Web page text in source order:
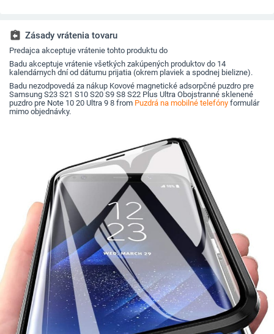
ochranné puzdro
Oppo.
telefón Sunjolly
assignment_return Zásady vrátenia tovaru
Predajca akceptuje vrátenie tohto produktu do
Badu akceptuje vrátenie všetkých zakúpených produktov do 14
kalendárnych dní od dátumu prijatia (okrem plaviek a spodnej bielizne).
Badu nezodpovedá za nákup Kovové magnetické adsorpčné puzdro pre
Samsung S23 S21 S10 S20 S9 S8 S22 Plus Ultra Obojstranné sklenené
puzdro pre Note 10 20 Ultra 9 8 from Puzdrá na mobilné telefóny formulár
mimo objednávky.